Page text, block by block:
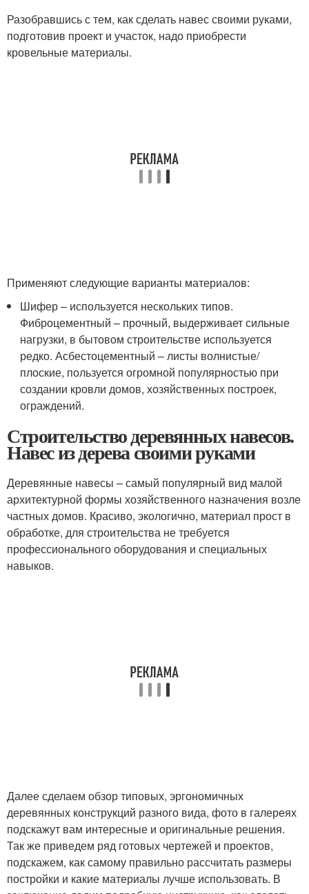
Разобравшись с тем, как сделать навес своими руками,
подготовив проект и участок, надо приобрести
кровельные материалы.
Применяют следующие варианты материалов:
Шифер – используется нескольких типов.
Фиброцементный – прочный, выдерживает сильные
нагрузки, в бытовом строительстве используется
редко. Асбестоцементный – листы волнистые/
плоские, пользуется огромной популярностью при
создании кровли домов, хозяйственных построек,
ограждений.
Строительство деревянных навесов.
Навес из дерева своими руками
Деревянные навесы – самый популярный вид малой
архитектурной формы хозяйственного назначения возле
частных домов. Красиво, экологично, материал прост в
обработке, для строительства не требуется
профессионального оборудования и специальных
навыков.
Далее сделаем обзор типовых, эргономичных
деревянных конструкций разного вида, фото в галереях
подскажут вам интересные и оригинальные решения.
Так же приведем ряд готовых чертежей и проектов,
подскажем, как самому правильно рассчитать размеры
постройки и какие материалы лучше использовать. В